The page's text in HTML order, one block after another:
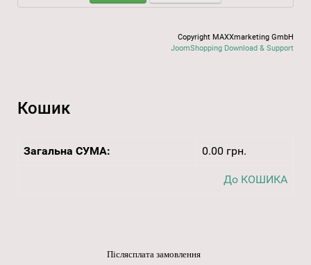
Copyright MAXXmarketing GmbH
JoomShopping Download & Support
Кошик
Загальна СУМА: 0.00 грн.
До КОШИКА
Післясплата замовлення